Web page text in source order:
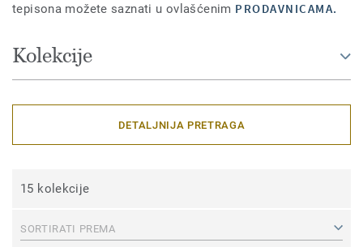
tepisona možete saznati u ovlašćenim PRODAVNICAMA.
Kolekcije
DETALJNIJA PRETRAGA
15 kolekcije
SORTIRATI PREMA